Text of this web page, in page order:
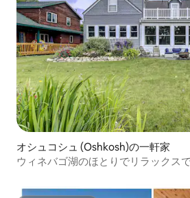
オシュコシュ (Oshkosh)の一軒家
ウィネバゴ湖のほとりでリラックス